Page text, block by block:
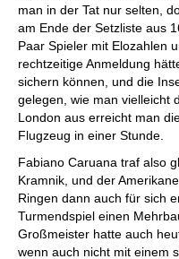
man in der Tat nur selten,
am Ende der Setzliste aus
Paar Spieler mit Elozahlen
rechtzeitige Anmeldung
sichern können, und die
gelegen, wie man vielleicht
London aus erreicht man
Flugzeug in einer Stunde.
Fabiano Caruana traf also
Kramnik, und der
Ringen dann auch für sich
Turmendspiel einen
Großmeister hatte auch
wenn auch nicht mit einem